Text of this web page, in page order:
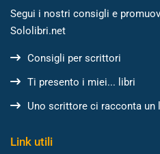
Segui i nostri consigli e
Sololibri.net
Consigli per scrittori
Ti presento i miei... libri
Uno scrittore ci racconta un
Link utili